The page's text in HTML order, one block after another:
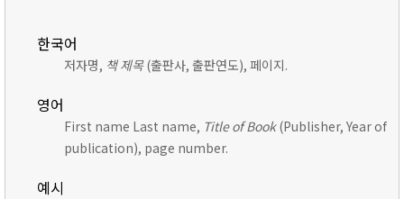
한국어
저자명, 책 제목(출판사, 출판연도), 페이지.
영어
First name Last name, Title of Book(Publisher, Year of
publication), page number.
예시